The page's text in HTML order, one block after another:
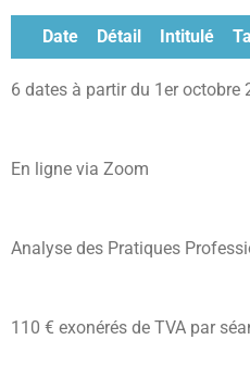
Date Détail Intitulé
6 dates à partir du 1er octobre
En ligne via Zoom
Analyse des Pratiques
110 € exonérés de TVA par